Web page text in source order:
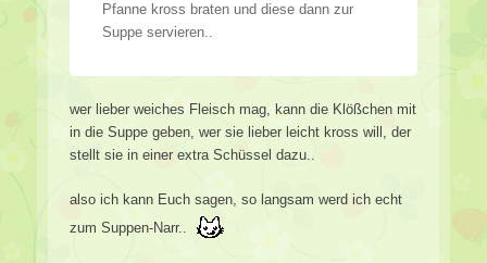
Pfanne kross braten und diese dann zur
Suppe servieren..
wer lieber weiches Fleisch mag, kann die Klößchen mit
in die Suppe geben, wer sie lieber leicht kross will, der
stellt sie in einer extra Schüssel dazu..
also ich kann Euch sagen, so langsam werd ich echt
zum Suppen-Narr..